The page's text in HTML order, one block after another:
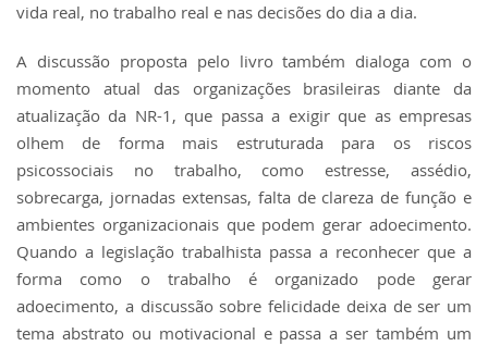
vida real, no trabalho real e nas decisões do dia a dia.
A discussão proposta pelo livro também dialoga com o
momento atual das organizações brasileiras diante da
atualização da NR-1, que passa a exigir que as empresas
olhem de forma mais estruturada para os riscos
psicossociais no trabalho, como estresse, assédio,
sobrecarga, jornadas extensas, falta de clareza de função e
ambientes organizacionais que podem gerar adoecimento.
Quando a legislação trabalhista passa a reconhecer que a
forma como o trabalho é organizado pode gerar
adoecimento, a discussão sobre felicidade deixa de ser um
tema abstrato ou motivacional e passa a ser também um